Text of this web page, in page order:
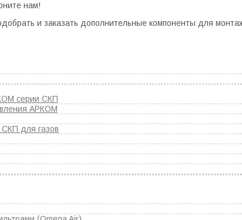
нам!
и заказать дополнительные компоненты для
серии СКП
АРКОМ
для газов